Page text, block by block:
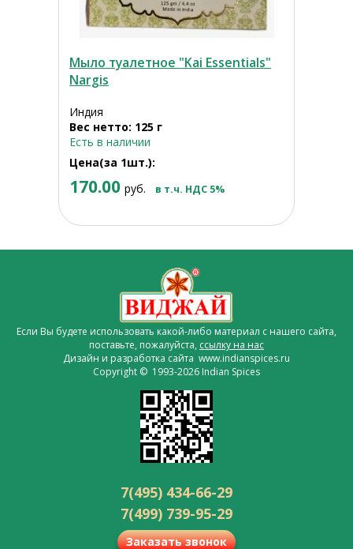
Мыло туалетное "Kai Essentials"
Nargis
Индия
Вес нетто: 125 г
Есть в наличии
Цена(за 1шт.):
170.00 руб. в т.ч. НДС 5%
Если Вы будете использовать какой-либо материал с нашего сайта,
поставьте, пожалуйста, ссылку на нас
Дизайн и разработка сайта www.indianspices.ru
Copyright © 1993-2026 Indian Spices
7(495) 434-66-29
7(499) 739-95-29
Заказать звонок